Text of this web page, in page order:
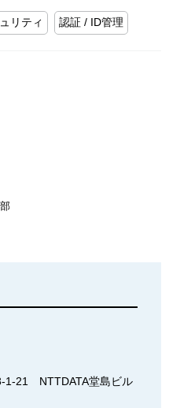
リティ 認証 / ID管理
21　NTTDATA堂島ビル